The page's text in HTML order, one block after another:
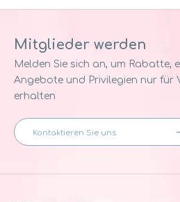
Mitglieder werden
Melden Sie sich an, um Rabatte,
Angebote und Privilegien nur für
erhalten